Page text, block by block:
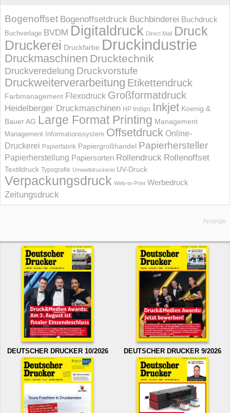
Bogenoffset Bogenoffsetdruck Buchbinderei Buchdruck
Buchverlage BVDM Digitaldruck Direct Mail Druck
Druckerei Druckfarbe Druckindustrie
Druckmaschinen Drucktechnik
Druckveredelung Druckvorstufe
Druckweiterverarbeitung Etikettendruck
Farbmanagement Flexodruck Großformatdruck
Heidelberger Druckmaschinen HP Indigo Inkjet Koenig &
Bauer AG Large Format Printing Management
Management Informations­system Offsetdruck Online-
Druckerei Papierfabrik Papiergroßhandel Papierhersteller
Papierherstellung Papiersorten Rollendruck Rollenoffset
Textildruck Typografie Umweltdruckerei UV-Druck
Verpackungsdruck Web-to-Print Werbedruck
Zeitungsdruck
Anzeige
DEUTSCHER DRUCKER 10/2026 DEUTSCHER DRUCKER 9/2026